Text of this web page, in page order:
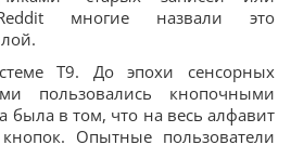
многие назвали это
T9. До эпохи сенсорных
пользовались кнопочными
была в том, что на весь алфавит
Опытные пользователи